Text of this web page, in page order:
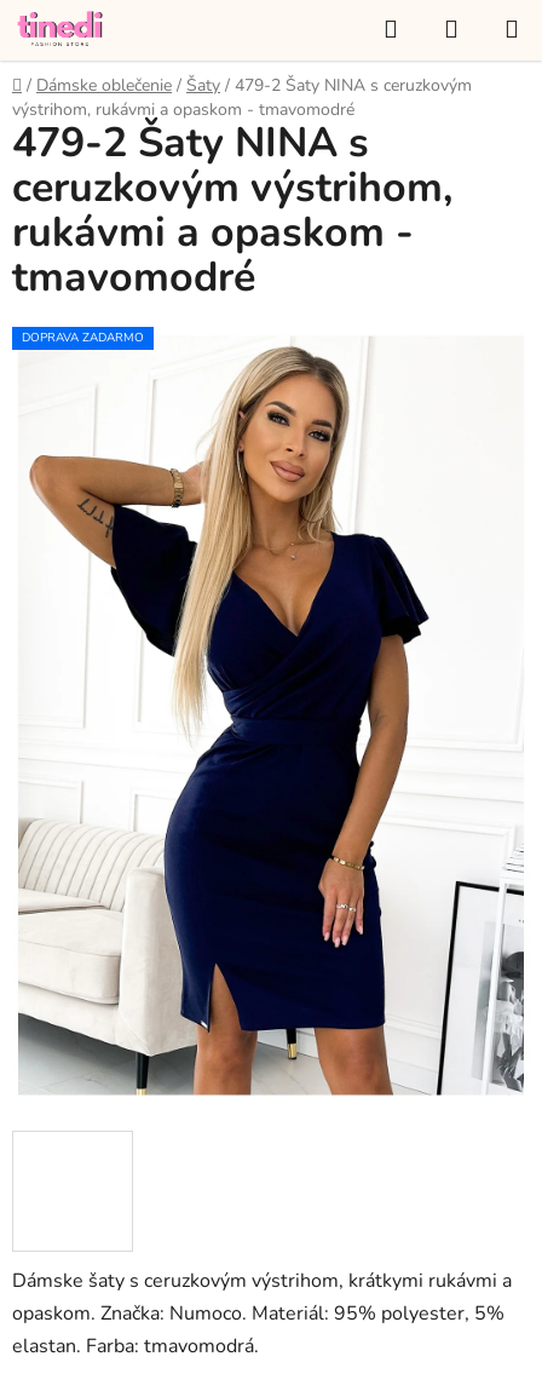
Prejsť
obsah
Hľadať
KOŠÍK
Domov
/ Dámske oblečenie / Šaty / 479-2 Šaty NINA s ceruzkovým
výstrihom, rukávmi a opaskom - tmavomodré
Dámske šaty s ceruzkovým výstrihom, krátkymi rukávmi a
opaskom. Značka: Numoco. Materiál: 95% polyester, 5%
elastan. Farba: tmavomodrá.
479-2 Šaty NINA s
ceruzkovým výstrihom,
rukávmi a opaskom -
tmavomodré
DOPRAVA ZADARMO